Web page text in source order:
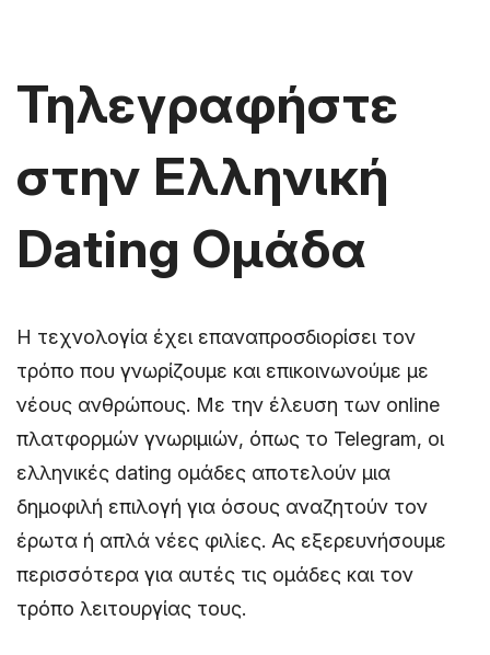
Τηλεγραφήστε
στην Ελληνική
Dating Ομάδα
Η τεχνολογία έχει επαναπροσδιορίσει τον
τρόπο που γνωρίζουμε και επικοινωνούμε με
νέους ανθρώπους. Με την έλευση των online
πλατφορμών γνωριμιών, όπως το Telegram, οι
ελληνικές dating ομάδες αποτελούν μια
δημοφιλή επιλογή για όσους αναζητούν τον
έρωτα ή απλά νέες φιλίες. Ας εξερευνήσουμε
περισσότερα για αυτές τις ομάδες και τον
τρόπο λειτουργίας τους.